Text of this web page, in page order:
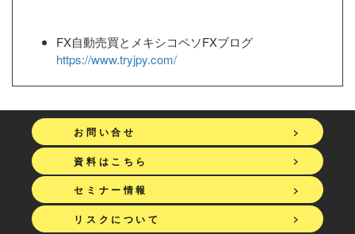
FX自動売買とメキシコペソFXブログ
https://www.tryjpy.com/
>
お問い合せ
>
資料はこちら
>
セミナー情報
>
リスクについて